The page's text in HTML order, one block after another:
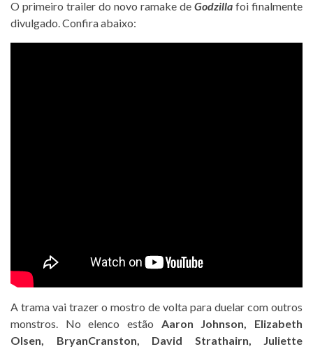
O primeiro trailer do novo ramake de Godzilla foi finalmente
divulgado. Confira abaixo:
A trama vai trazer o mostro de volta para duelar com outros
monstros. No elenco estão Aaron Johnson, Elizabeth
Olsen, BryanCranston, David Strathairn, Juliette